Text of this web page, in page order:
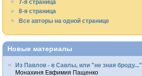
7-я страница
8-я страница
Все авторы на одной странице
Новые материалы
Из Павлов - в Савлы, или "не зная броду..."
Монахиня Евфимия Пащенко